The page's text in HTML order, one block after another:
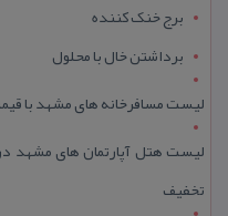
برج خنک کننده
برداشتن خال با محلول
لیست مسافرخانه های مشهد با قیمت
تخفیف